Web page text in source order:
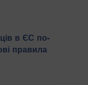
в ЄС по-
правила